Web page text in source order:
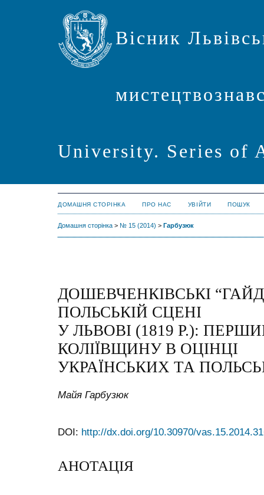
Вісник
University. Series of
ДОМАШНЯ СТОРІНКА ПРО НАС УВІЙТИ ПОШУК
Домашня сторінка > № 15 (2014) > Гарбузюк
ДОШЕВЧЕНКІВСЬКІ
ПОЛЬСЬКІЙ СЦЕНІ
У ЛЬВОВІ (1819 Р.):
КОЛІЇВЩИНУ В ОЦІНЦІ
УКРАЇНСЬКИХ ТА
Майя Гарбузюк
DOI: http://dx.doi.org/10.30970/
АНОТАЦІЯ